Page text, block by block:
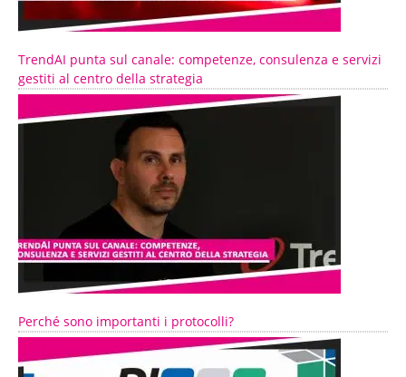
TrendAI punta sul canale: competenze, consulenza e servizi
gestiti al centro della strategia
Perché sono importanti i protocolli?